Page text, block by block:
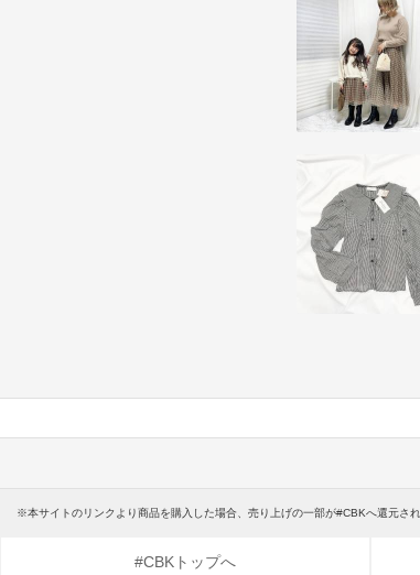
※本サイトのリンクより商品を購入した場合、売り上げの一部が#CBKへ還元され
#CBKトップへ